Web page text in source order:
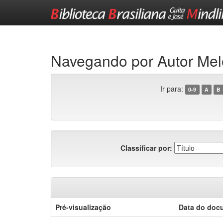
Navegando por Autor
Ir para: 0-9 A B
Classificar por:
Pré-visualização
Data do